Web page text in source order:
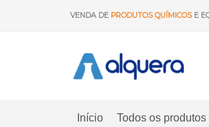
VENDA DE PRODUTOS QUÍMICOSE
Início Todos os produtos